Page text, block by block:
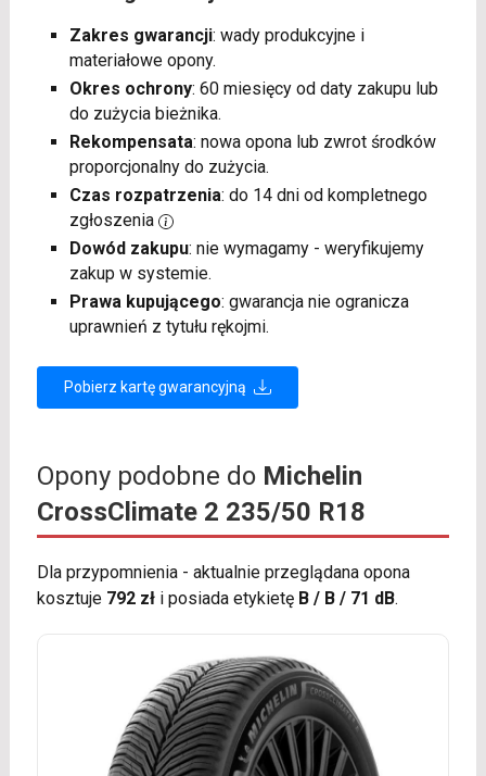
Zakres gwarancji: wady produkcyjne i
materiałowe opony.
Okres ochrony: 60 miesięcy od daty zakupu lub
do zużycia bieżnika.
Rekompensata: nowa opona lub zwrot środków
proporcjonalny do zużycia.
Czas rozpatrzenia: do 14 dni od kompletnego
zgłoszenia
Dowód zakupu: nie wymagamy - weryfikujemy
zakup w systemie.
Prawa kupującego: gwarancja nie ogranicza
uprawnień z tytułu rękojmi.
Pobierz kartę gwarancyjną
Opony podobne do Michelin
CrossClimate 2 235/50 R18
Dla przypomnienia - aktualnie przeglądana opona
kosztuje 792 złi posiada etykietę B / B / 71 dB.